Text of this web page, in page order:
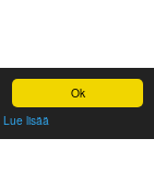
Ok
Lue lisää